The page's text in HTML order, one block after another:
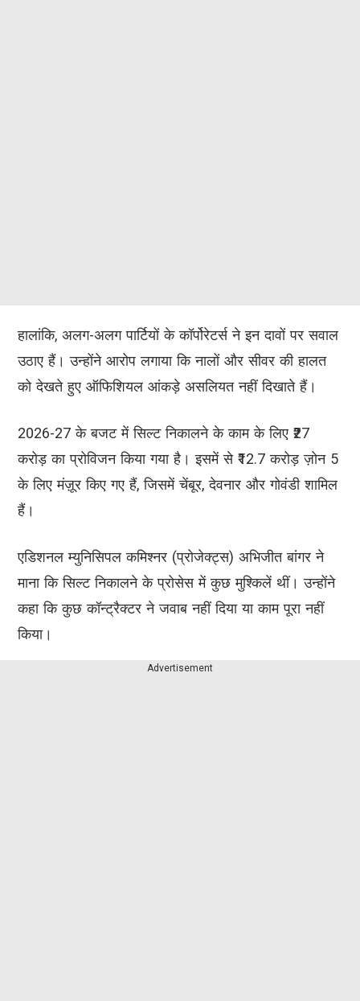
हालांकि, अलग-अलग पार्टियों के कॉर्पोरेटर्स ने इन दावों पर सवाल
उठाए हैं। उन्होंने आरोप लगाया कि नालों और सीवर की हालत
को देखते हुए ऑफिशियल आंकड़े असलियत नहीं दिखाते हैं।
2026-27 के बजट में सिल्ट निकालने के काम के लिए ₹27
करोड़ का प्रोविजन किया गया है। इसमें से ₹12.7 करोड़ ज़ोन 5
के लिए मंज़ूर किए गए हैं, जिसमें चेंबूर, देवनार और गोवंडी शामिल
हैं।
एडिशनल म्युनिसिपल कमिश्नर (प्रोजेक्ट्स) अभिजीत बांगर ने
माना कि सिल्ट निकालने के प्रोसेस में कुछ मुश्किलें थीं। उन्होंने
कहा कि कुछ कॉन्ट्रैक्टर ने जवाब नहीं दिया या काम पूरा नहीं
किया।
Advertisement